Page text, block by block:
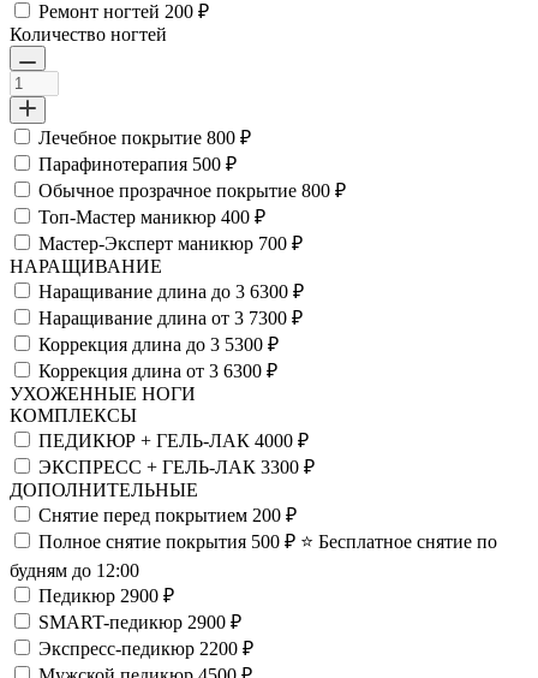
Ремонт ногтей 200 ₽
Количество ногтей
Лечебное покрытие 800 ₽
Парафинотерапия 500 ₽
Обычное прозрачное покрытие 800 ₽
Топ-Мастер маникюр 400 ₽
Мастер-Эксперт маникюр 700 ₽
НАРАЩИВАНИЕ
Наращивание длина до 3 6300 ₽
Наращивание длина от 3 7300 ₽
Коррекция длина до 3 5300 ₽
Коррекция длина от 3 6300 ₽
УХОЖЕННЫЕ НОГИ
КОМПЛЕКСЫ
ПЕДИКЮР + ГЕЛЬ-ЛАК 4000 ₽
ЭКСПРЕСС + ГЕЛЬ-ЛАК 3300 ₽
ДОПОЛНИТЕЛЬНЫЕ
Снятие перед покрытием 200 ₽
Полное снятие покрытия 500 ₽ ⭐️ Бесплатное снятие по
будням до 12:00
Педикюр 2900 ₽
SMART-педикюр 2900 ₽
Экспресс-педикюр 2200 ₽